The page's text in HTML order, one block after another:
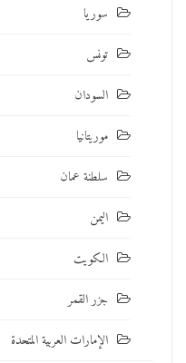
سوريا
تونس
السودان
موريتانيا
سلطنة عمان
اليمن
الكويت
جزر القمر
الإمارات العربية المتحدة